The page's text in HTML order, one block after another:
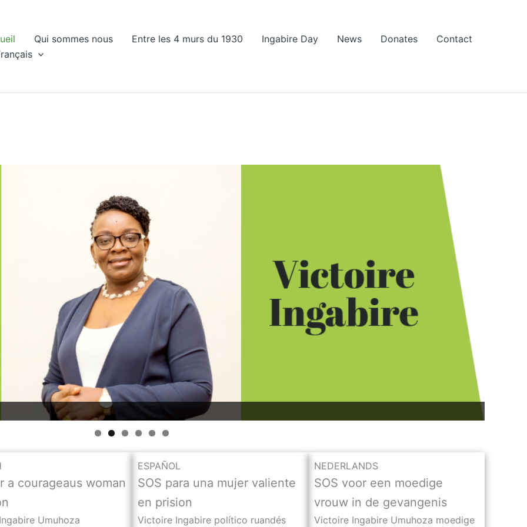
Qui sommes nous Entre les 4 murs du 1930 Ingabire Day News Donates
Contact
a courageaus woman
Umuhoza
ESPAÑOL
SOS para una mujer valiente
en prision
Victoire Ingabire político ruandés
NEDERLANDS
SOS voor een moedige
vrouw in de gevangenis
Victoire Ingabire Umuhoza moedige